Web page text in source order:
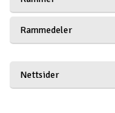
Båtar
Drönare för
Rammedeler
Nettsider